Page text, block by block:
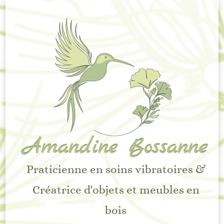
Amandine Bossanne
Praticienne en soins vibratoires &
Créatrice d'objets et meubles en
bois